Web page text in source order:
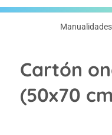
Manualidades
Cartón
(50x70